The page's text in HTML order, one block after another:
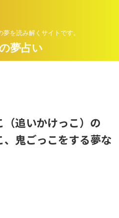
を読み解くサイトです。
夢占い
（追いかけっこ）の
鬼ごっこをする夢な